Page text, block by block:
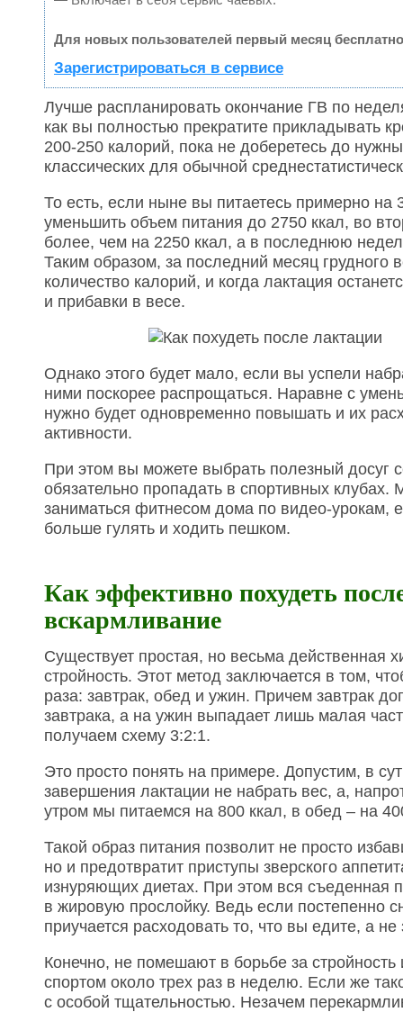
Для новых пользователей первый месяц
Зарегистрироваться в сервисе
Лучше распланировать окончание ГВ по
как вы полностью прекратите прикладывать
200-250 калорий, пока не доберетесь до
классических для обычной
То есть, если ныне вы питаетесь примерно
уменьшить объем питания до 2750 ккал, во
более, чем на 2250 ккал, а в последнюю
Таким образом, за последний месяц грудного
количество калорий, и когда лактация
и прибавки в весе.
Однако этого будет мало, если вы успели
ними поскорее распрощаться. Наравне с
нужно будет одновременно повышать и их
активности.
При этом вы можете выбрать полезный досуг
обязательно пропадать в спортивных
заниматься фитнесом дома по видео-урокам,
больше гулять и ходить пешком.
Как эффективно похудеть
вскармливание
Существует простая, но весьма действенная
стройность. Этот метод заключается в том,
раза: завтрак, обед и ужин. Причем завтрак
завтрака, а на ужин выпадает лишь малая
получаем схему 3:2:1.
Это просто понять на примере. Допустим, в
завершения лактации не набрать вес, а,
утром мы питаемся на 800 ккал, в обед – на
Такой образ питания позволит не просто
но и предотвратит приступы зверского
изнуряющих диетах. При этом вся съеденная
в жировую прослойку. Ведь если постепенно
приучается расходовать то, что вы едите, а не
Конечно, не помешают в борьбе за
спортом около трех раз в неделю. Если же
с особой тщательностью. Незачем